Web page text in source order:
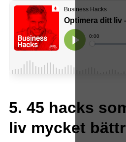
5. 45 hacks
liv mycket